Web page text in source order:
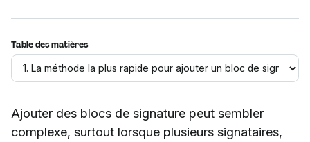
Table des matières
Ajouter des blocs de signature peut sembler
complexe, surtout lorsque plusieurs signataires,